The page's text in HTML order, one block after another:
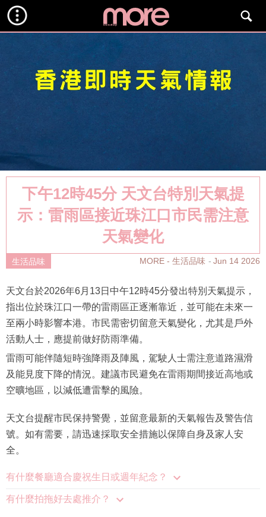
下午12時45分 天文台特別天氣提
示：雷雨區接近珠江口市民需注意
天氣變化
生活品味 MORE - 生活品味 Jun 14 2026
天文台於2026年6月13日中午12時45分發出特別天氣提示，
指出位於珠江口一帶的雷雨區正逐漸靠近，並可能在未來一
至兩小時影響本港。市民需密切留意天氣變化，尤其是戶外
活動人士，應提前做好防雨準備。
雷雨可能伴隨短時強降雨及陣風，駕駛人士需注意道路濕滑
及能見度下降的情況。建議市民避免在雷雨期間接近高地或
空曠地區，以減低遭雷擊的風險。
天文台提醒市民保持警覺，並留意最新的天氣報告及警告信
號。如有需要，請迅速採取安全措施以保障自身及家人安
全。
有什麼餐廳適合慶祝生日或週年紀念？
有什麼拍拖好去處推介？